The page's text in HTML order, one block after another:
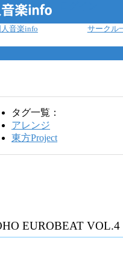
人音楽info サークル
タグ一覧：
アレンジ
東方Project
EUROBEAT VOL.4